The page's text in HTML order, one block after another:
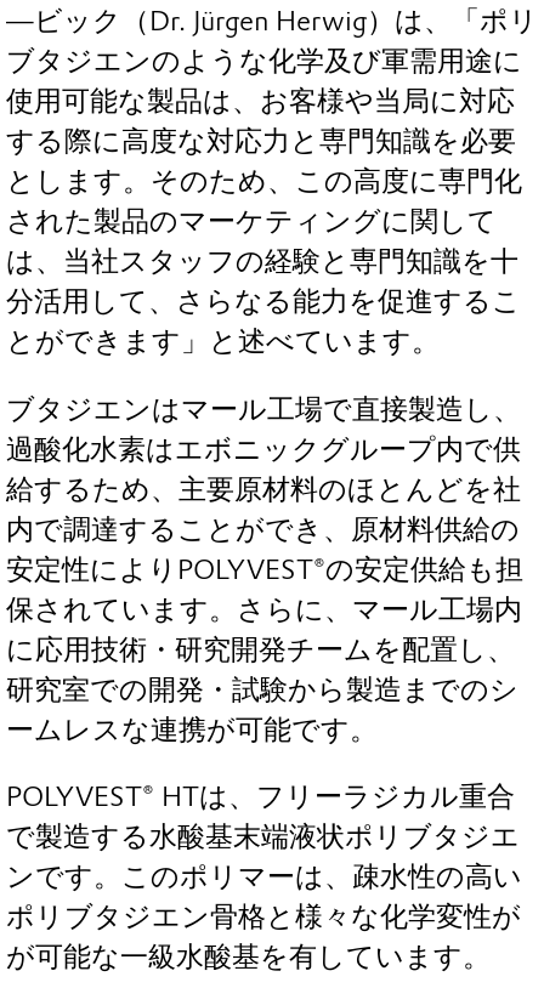
―ビック（Dr. Jürgen Herwig）は、「ポリ
ブタジエンのような化学及び軍需用途に
使用可能な製品は、お客様や当局に対応
する際に高度な対応力と専門知識を必要
とします。そのため、この高度に専門化
された製品のマーケティングに関して
は、当社スタッフの経験と専門知識を十
分活用して、さらなる能力を促進するこ
とができます」と述べています。
ブタジエンはマール工場で直接製造し、
過酸化水素はエボニックグループ内で供
給するため、主要原材料のほとんどを社
内で調達することができ、原材料供給の
安定性によりPOLYVEST®の安定供給も担
保されています。さらに、マール工場内
に応用技術・研究開発チームを配置し、
研究室での開発・試験から製造までのシ
ームレスな連携が可能です。
POLYVEST® HTは、フリーラジカル重合
で製造する水酸基末端液状ポリブタジエ
ンです。このポリマーは、疎水性の高い
ポリブタジエン骨格と様々な化学変性が
が可能な一級水酸基を有しています。